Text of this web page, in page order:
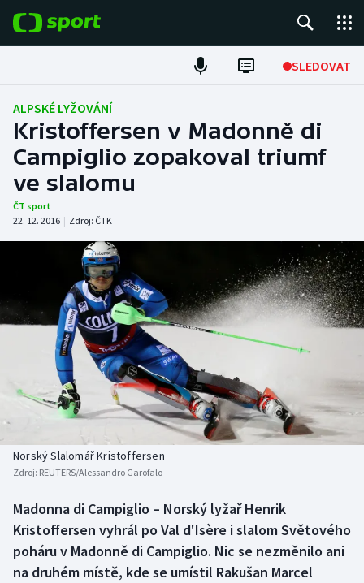
SLEDOVAT
Fotbal
Hokej
Tenis
Atletika
Cyklistika
DALŠÍ SPORTY
Americký fotbal
Baseball a softbal
Basketbal
Biatlon
Box
Curling
NEPŘEHLÉDNĚTE
Soutěže
Historické návraty
Aplikace ČT sport
ALPSKÉ LYŽOVÁNÍ
Kristoffersen v Madonně di
Campiglio zopakoval triumf
ve slalomu
ČT sport
22. 12. 2016 | Zdroj: ČTK
Norský Slalomář Kristoffersen
Zdroj: REUTERS/Alessandro Garofalo
Madonna di Campiglio – Norský lyžař Henrik
Kristoffersen vyhrál po Val d'Isère i slalom Světového
poháru v Madonně di Campiglio. Nic se nezměnilo ani
na druhém místě, kde se umístil Rakušan Marcel